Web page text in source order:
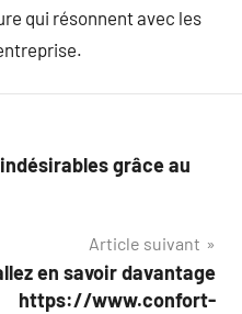
qui résonnent avec les
grâce au
Article suivant
en savoir davantage
https://www.confort-